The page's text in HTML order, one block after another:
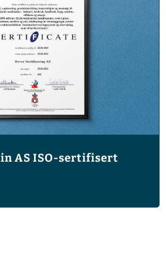
AS ISO-sertifisert